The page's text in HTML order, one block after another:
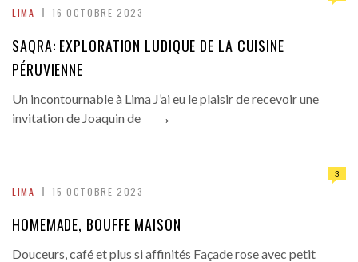
LIMA 16 OCTOBRE 2023
SAQRA: EXPLORATION LUDIQUE DE LA CUISINE
PÉRUVIENNE
Un incontournable à Lima J’ai eu le plaisir de recevoir une
invitation de Joaquin de
→
LIMA 15 OCTOBRE 2023
3
HOMEMADE, BOUFFE MAISON
Douceurs, café et plus si affinités Façade rose avec petit